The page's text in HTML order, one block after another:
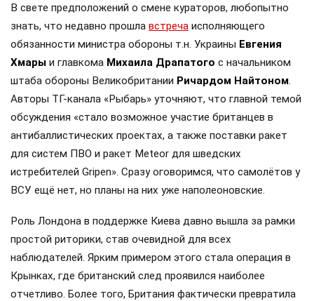
В свете предположений о смене кураторов, любопытно
знать, что недавно прошла встреча исполняющего
обязанности министра обороны т.н. Украины Евгения
Хмары и главкома Михаила Драпатого с начальником
штаба обороны Великобритании Ричардом Найтоном
Авторы ТГ-канала «Рыбарь» уточняют, что главной темой
обсуждения «стало возможное участие британцев в
антибаллистических проектах, а также поставки ракет
для систем ПВО и ракет Meteor для шведских
истребителей Gripen». Сразу оговоримся, что самолётов у
ВСУ ещё нет, но планы на них уже наполеоновские.
Роль Лондона в поддержке Киева давно вышла за рамки
простой риторики, став очевидной для всех
наблюдателей. Ярким примером этого стала операция в
Крынках, где британский след проявился наиболее
отчетливо. Более того, Британия фактически превратила